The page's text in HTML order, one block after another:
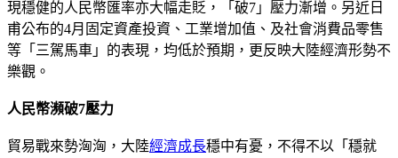
現穩健的人民幣匯率亦大幅走貶，「破7」壓力漸增。另近日
甫公布的4月固定資產投資、工業增加值、及社會消費品零售
等「三駕馬車」的表現，均低於預期，更反映大陸經濟形勢不
樂觀。
人民幣瀕破7壓力
貿易戰來勢洶洶，大陸經濟成長穩中有憂，不得不以「穩就